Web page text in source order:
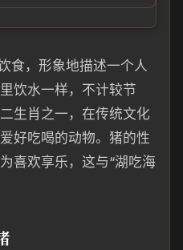
食，形象地描述一个人
饮水一样，不计较节
生肖之一，在传统文化
好吃喝的动物。猪的性
喜欢享乐，这与“湖吃海